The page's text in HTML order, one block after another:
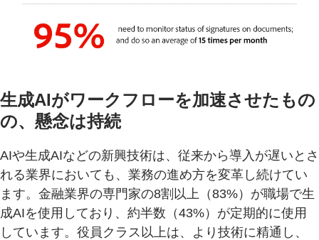
生成AIがワークフローを加速させたもの
の、懸念は持続
AIや生成AIなどの新興技術は、従来から導入が遅いとさ
れる業界においても、業務の進め方を変革し続けてい
ます。金融業界の専門家の8割以上（83%）が職場で生
成AIを使用しており、約半数（43%）が定期的に使用
しています。役員クラス以上は、より技術に精通し、